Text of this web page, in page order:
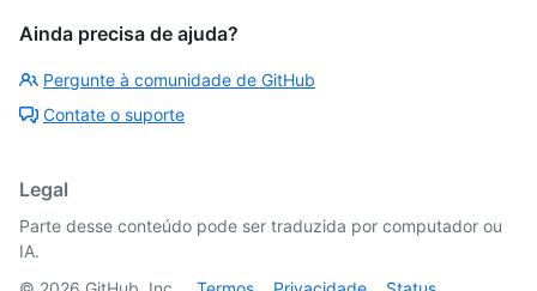
Ainda precisa de ajuda?
Pergunte à comunidade de GitHub
Contate o suporte
Legal
Parte desse conteúdo pode ser traduzida por computador ou
IA.